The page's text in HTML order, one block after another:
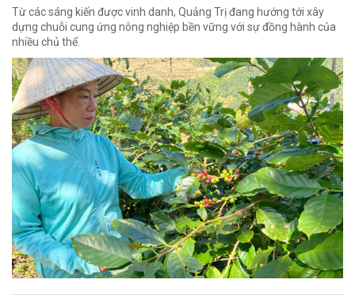
Từ các sáng kiến được vinh danh, Quảng Trị đang hướng tới xây
dựng chuỗi cung ứng nông nghiệp bền vững với sự đồng hành của
nhiều chủ thể.